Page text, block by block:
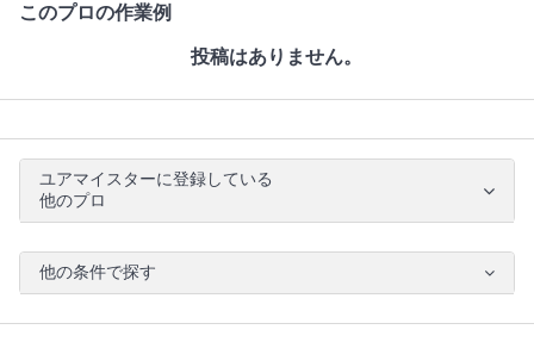
このプロの作業例
投稿はありません。
ユアマイスターに登録している
他のプロ
他の条件で探す